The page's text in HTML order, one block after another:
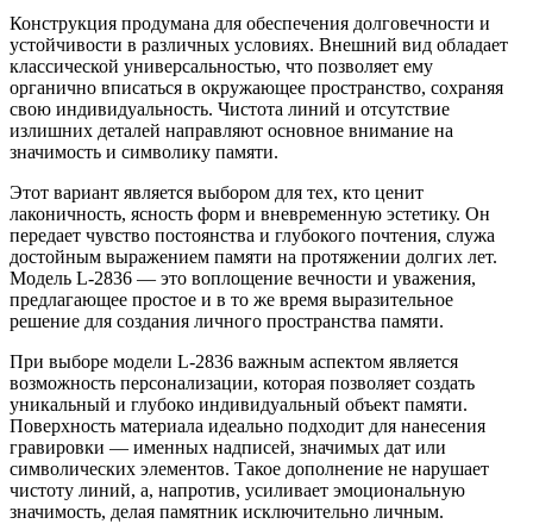
Конструкция продумана для обеспечения долговечности и
устойчивости в различных условиях. Внешний вид обладает
классической универсальностью, что позволяет ему
органично вписаться в окружающее пространство, сохраняя
свою индивидуальность. Чистота линий и отсутствие
излишних деталей направляют основное внимание на
значимость и символику памяти.
Этот вариант является выбором для тех, кто ценит
лаконичность, ясность форм и вневременную эстетику. Он
передает чувство постоянства и глубокого почтения, служа
достойным выражением памяти на протяжении долгих лет.
Модель L-2836 — это воплощение вечности и уважения,
предлагающее простое и в то же время выразительное
решение для создания личного пространства памяти.
При выборе модели L-2836 важным аспектом является
возможность персонализации, которая позволяет создать
уникальный и глубоко индивидуальный объект памяти.
Поверхность материала идеально подходит для нанесения
гравировки — именных надписей, значимых дат или
символических элементов. Такое дополнение не нарушает
чистоту линий, а, напротив, усиливает эмоциональную
значимость, делая памятник исключительно личным.